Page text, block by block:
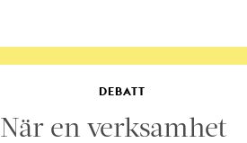
DEBATT
en verksamhet